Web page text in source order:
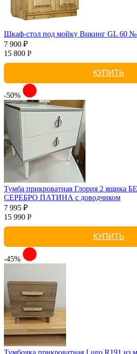
Шкаф-стол под мойку Викинг GL 60
7 900 ₽
15 800 Р
КУПИТЬ
-50%
Тумба прикроватная Глория 2
СЕРЕБРО ПАТИНА с доводчиком
7 995 ₽
15 990 Р
КУПИТЬ
-45%
Тумбочка прикроватная Lugo R191 из